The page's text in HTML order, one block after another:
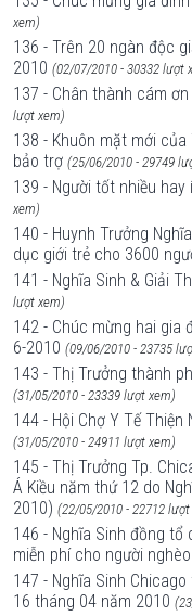
xem)
136 - Trên 20 ngàn độc
2010 (02/07/2010 - 30332 lượt
137 - Chân thành cám
lượt xem)
138 - Khuôn mặt mới
bảo trợ (25/06/2010 - 29749
139 - Người tốt nhiều hay
xem)
140 - Huynh Trưởng
dục giới trẻ cho 3600
141 - Nghĩa Sinh & Giải
lượt xem)
142 - Chúc mừng hai gia
6-2010 (09/06/2010 - 23735
143 - Thị Trưởng thành
(31/05/2010 - 23339 lượt xem)
144 - Hội Chợ Y Tế
(31/05/2010 - 24911 lượt xem)
145 - Thị Trưởng Tp.
Á Kiều năm thứ 12 do
2010) (22/05/2010 - 22712 lượt
146 - Nghĩa Sinh đồng
miễn phí cho người
147 - Nghĩa Sinh
16 tháng 04 năm 2010